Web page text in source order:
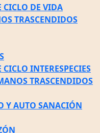
DE VIDA
TRASCENDIDOS
INTERESPECIES
TRASCENDIDOS
Y AUTO SANACIÓN